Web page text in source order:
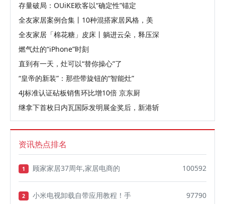
存量破局：OUiKE欧客以“确定性”锚定
全友家居案例合集丨10种混搭家居风格，美
全友家居「棉花糖」皮床丨躺进云朵，释压深
燃气灶的“iPhone”时刻
直到有一天，灶可以“替你操心”了
“皇帝的新装”：那些带旋钮的“智能灶”
4J标准认证砧板销售环比增10倍 京东厨
继拿下首枚日内瓦国际发明展金奖后，新港斩
资讯热点排名
1 顾家家居37周年,家居电商的 100592
2 小米电视卸载自带应用教程！手 97790